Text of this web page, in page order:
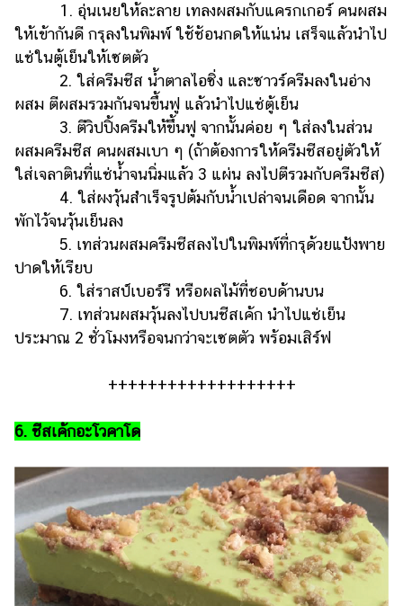
1. อุ่นเนยให้ละลาย เทลงผสมกับแครกเกอร์ คนผสม
ให้เข้ากันดี กรุลงในพิมพ์ ใช้ช้อนกดให้แน่น เสร็จแล้วนำไป
แช่ในตู้เย็นให้เซตตัว
2. ใส่ครีมชีส น้ำตาลไอซิ่ง และซาวร์ครีมลงในอ่าง
ผสม ตีผสมรวมกันจนขึ้นฟู แล้วนำไปแช่ตู้เย็น
3. ตีวิปปิ้งครีมให้ขึ้นฟู จากนั้นค่อย ๆ ใส่ลงในส่วน
ผสมครีมชีส คนผสมเบา ๆ (ถ้าต้องการให้ครีมชีสอยู่ตัวให้
ใส่เจลาตินที่แช่น้ำจนนิ่มแล้ว 3 แผ่น ลงไปตีรวมกับครีมชีส)
4. ใส่ผงวุ้นสำเร็จรูปต้มกับน้ำเปล่าจนเดือด จากนั้น
พักไว้จนวุ้นเย็นลง
5. เทส่วนผสมครีมชีสลงไปในพิมพ์ที่กรุด้วยแป้งพาย
ปาดให้เรียบ
6. ใส่ราสป์เบอร์รี หรือผลไม้ที่ชอบด้านบน
7. เทส่วนผสมวุ้นลงไปบนชีสเค้ก นำไปแช่เย็น
ประมาณ 2 ชั่วโมงหรือจนกว่าจะเซตตัว พร้อมเสิร์ฟ
+++++++++++++++++++
6. ชีสเค้กอะโวคาโด